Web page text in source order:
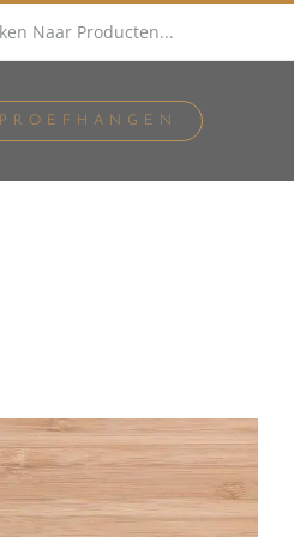
PROEFHANGEN